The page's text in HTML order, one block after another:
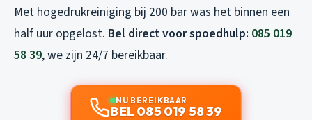
Met hogedrukreiniging bij 200 bar was het binnen een
half uur opgelost. Bel direct voor spoedhulp: 085 019
58 39, we zijn 24/7 bereikbaar.
NU BEREIKBAAR
BEL 085 019 58 39